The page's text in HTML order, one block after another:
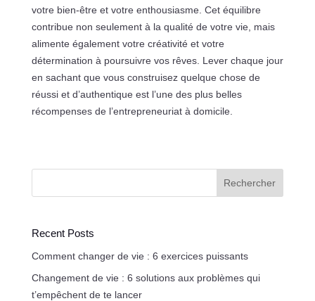
votre bien-être et votre enthousiasme. Cet équilibre
contribue non seulement à la qualité de votre vie, mais
alimente également votre créativité et votre
détermination à poursuivre vos rêves. Lever chaque jour
en sachant que vous construisez quelque chose de
réussi et d’authentique est l’une des plus belles
récompenses de l’entrepreneuriat à domicile.
Rechercher
Recent Posts
Comment changer de vie : 6 exercices puissants
Changement de vie : 6 solutions aux problèmes qui
t’empêchent de te lancer